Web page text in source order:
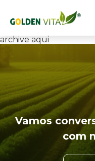
archive aqui
Vamos
com